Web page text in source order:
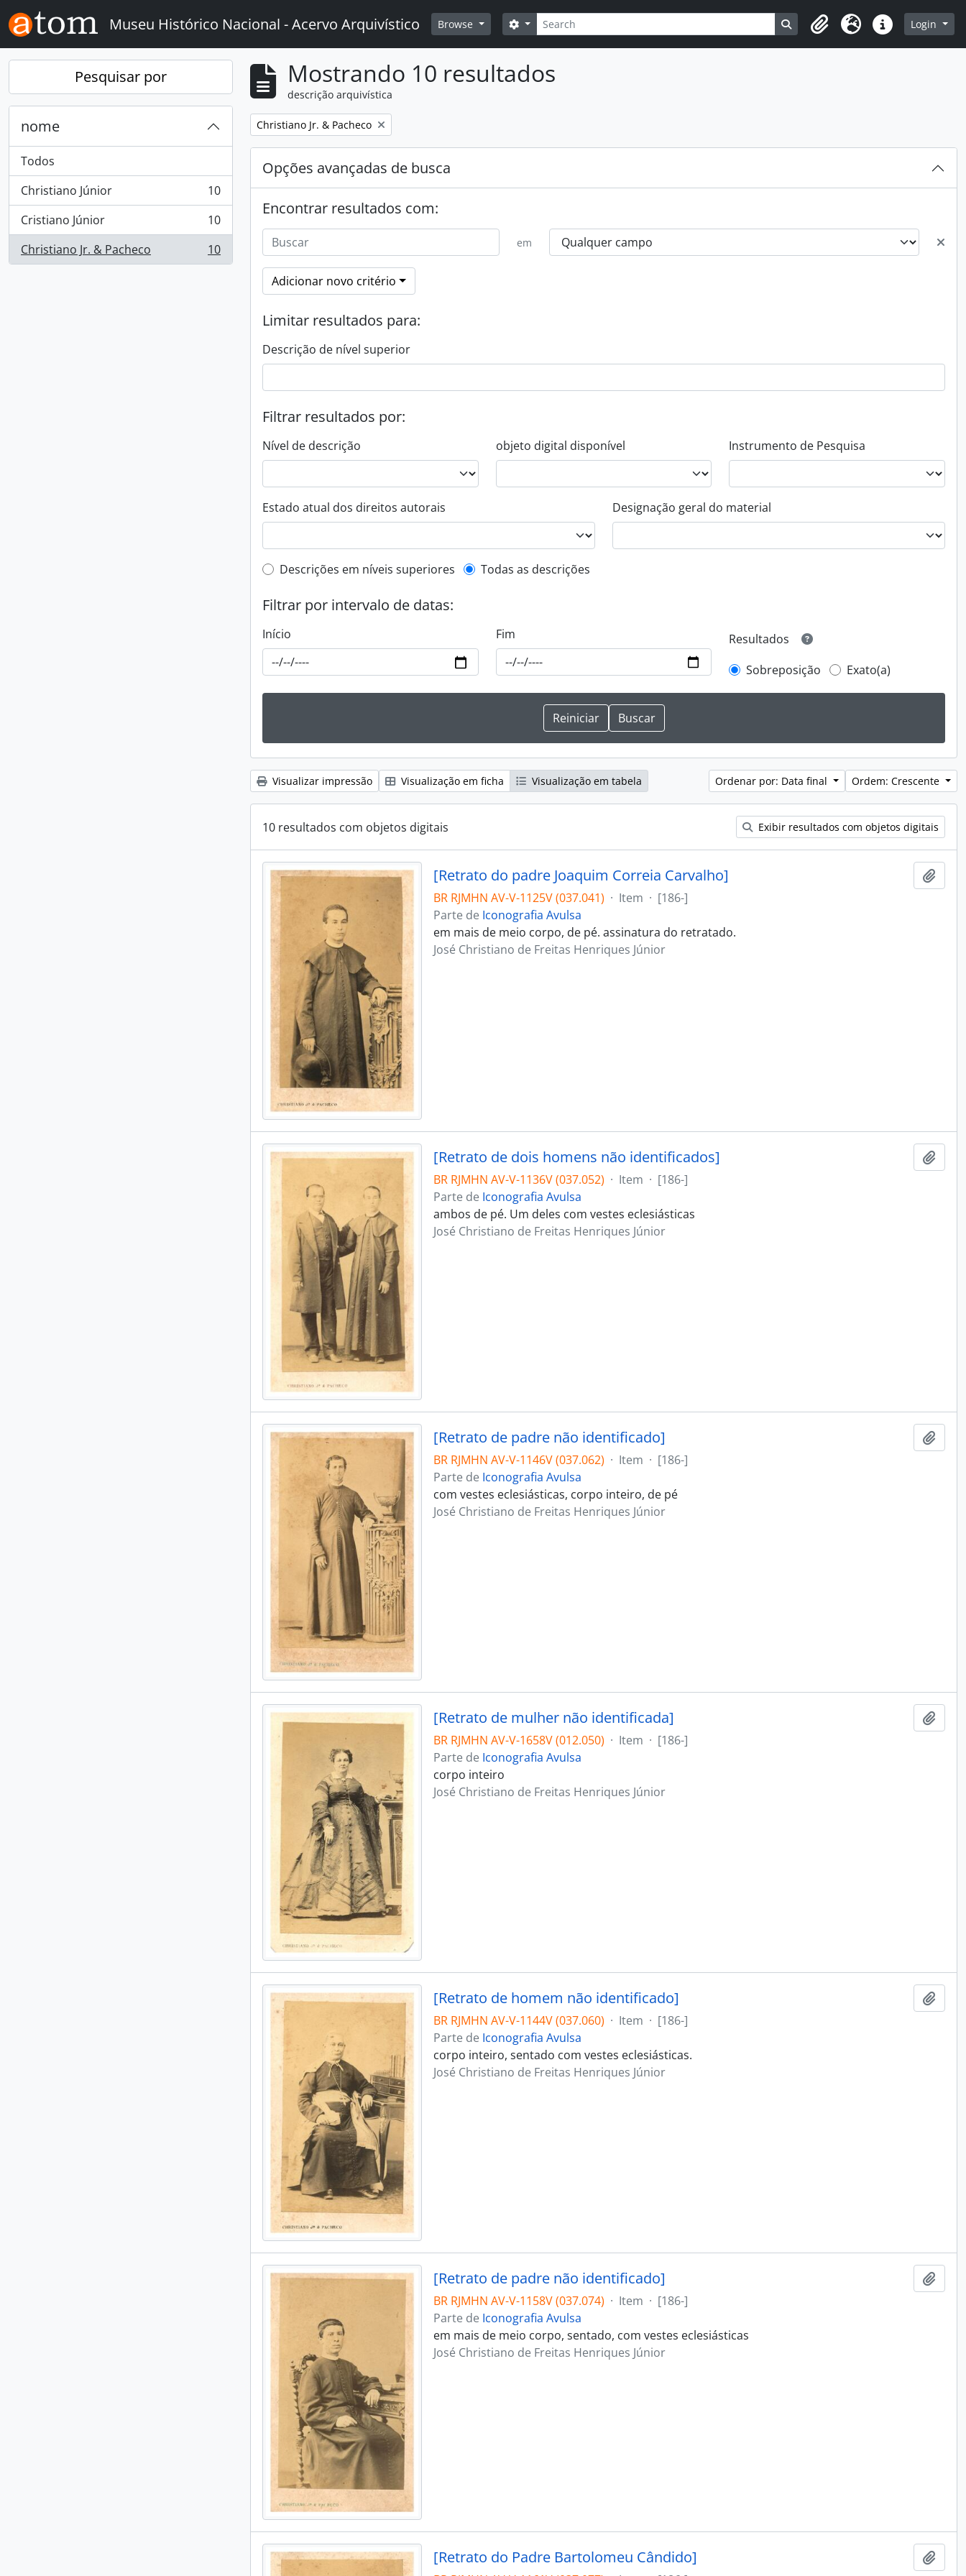
Skip to main content
Museu Histórico Nacional - Acervo Arquivístico Browse Buscar
Opções de busca Busque na página de navegação
Clipboard
Idioma Atalhos Login
Pesquisar por
nome
Todos
Christiano Júnior
, 10 resultados
10
Cristiano Júnior
, 10 resultados
10
Christiano Jr. & Pacheco
, 10 resultados 10
Mostrando 10 resultados
descrição arquivística
Remover filtro:
Christiano Jr. & Pacheco
Opções avançadas de busca
Encontrar resultados com:
em
Adicionar novo critério
Limitar resultados para:
Descrição de nível superior
Filtrar resultados por:
Nível de descrição objeto digital disponível Instrumento de Pesquisa
Estado atual dos direitos autorais Designação geral do material
Filtro de descrição de nível superior
Descrições em níveis superiores Todas as descrições
Filtrar por intervalo de datas:
Início Fim
Resultados
Sobreposição
Exato(a)
Visualizar impressão Visualização em ficha Visualização em tabela Ordenar por: Data final Ordem: Crescente
10 resultados com objetos digitais Exibir resultados com objetos digitais
[Retrato do padre Joaquim Correia Carvalho]
BR RJMHN AV-V-1125V (037.041) · Item · [186-]
Parte de Iconografia Avulsa
em mais de meio corpo, de pé. assinatura do retratado.
José Christiano de Freitas Henriques Júnior
[Retrato de dois homens não identificados]
BR RJMHN AV-V-1136V (037.052) · Item · [186-]
Parte de Iconografia Avulsa
ambos de pé. Um deles com vestes eclesiásticas
José Christiano de Freitas Henriques Júnior
[Retrato de padre não identificado]
BR RJMHN AV-V-1146V (037.062) · Item · [186-]
Parte de Iconografia Avulsa
com vestes eclesiásticas, corpo inteiro, de pé
José Christiano de Freitas Henriques Júnior
[Retrato de mulher não identificada]
BR RJMHN AV-V-1658V (012.050) · Item · [186-]
Parte de Iconografia Avulsa
corpo inteiro
José Christiano de Freitas Henriques Júnior
[Retrato de homem não identificado]
BR RJMHN AV-V-1144V (037.060) · Item · [186-]
Parte de Iconografia Avulsa
corpo inteiro, sentado com vestes eclesiásticas.
José Christiano de Freitas Henriques Júnior
[Retrato de padre não identificado]
BR RJMHN AV-V-1158V (037.074) · Item · [186-]
Parte de Iconografia Avulsa
em mais de meio corpo, sentado, com vestes eclesiásticas
José Christiano de Freitas Henriques Júnior
[Retrato do Padre Bartolomeu Cândido]